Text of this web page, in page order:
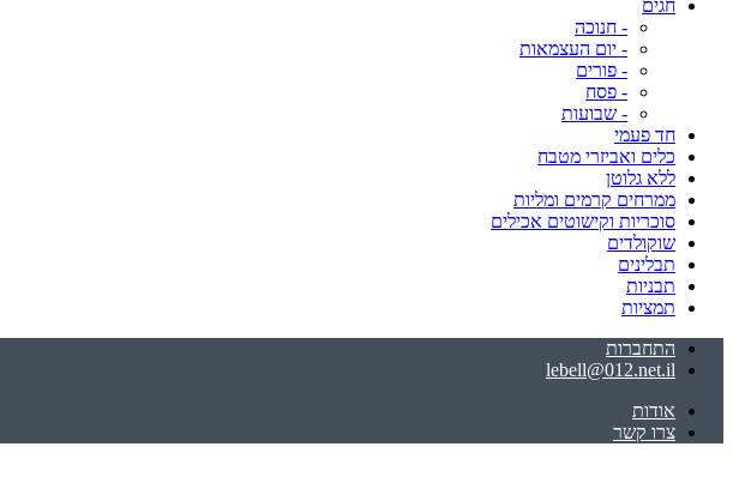
חגים
- חנוכה
- יום העצמאות
- פורים
- פסח
- שבועות
חד פעמי
כלים ואביזרי מטבח
ללא גלוטן
ממרחים קרמים ומליות
סוכריות וקישוטים אכילים
שוקולדים
תבלינים
תבניות
תמציות
התחברות
lebell@012.net.il
אודות
צרו קשר